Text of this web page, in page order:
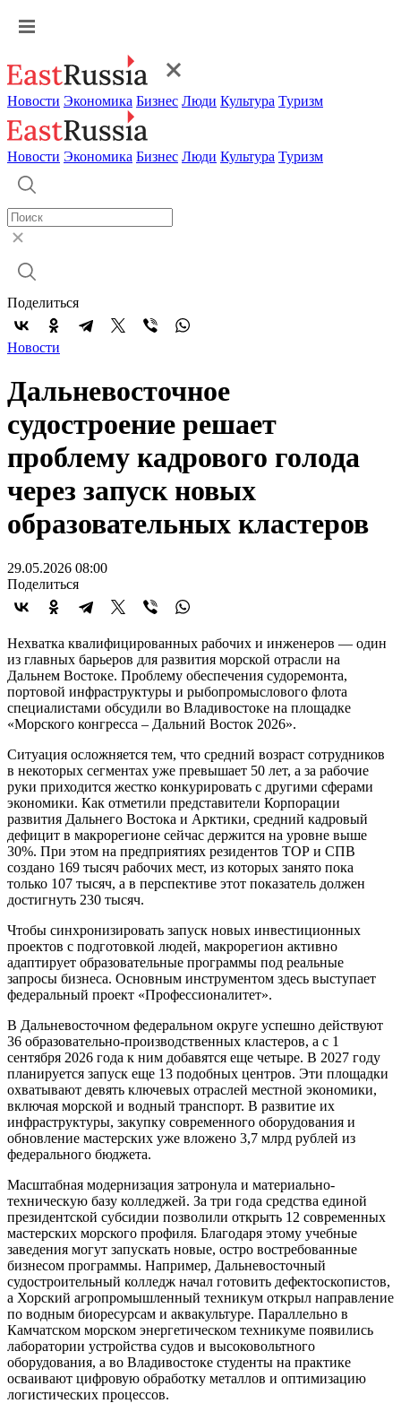
Новости Экономика Бизнес Люди Культура Туризм
Новости Экономика Бизнес Люди Культура Туризм
Поделиться
Новости
Дальневосточное
судостроение решает
проблему кадрового голода
через запуск новых
образовательных кластеров
29.05.2026 08:00
Поделиться
Нехватка квалифицированных рабочих и инженеров — один
из главных барьеров для развития морской отрасли на
Дальнем Востоке. Проблему обеспечения судоремонта,
портовой инфраструктуры и рыбопромыслового флота
специалистами обсудили во Владивостоке на площадке
«Морского конгресса – Дальний Восток 2026».
Ситуация осложняется тем, что средний возраст сотрудников
в некоторых сегментах уже превышает 50 лет, а за рабочие
руки приходится жестко конкурировать с другими сферами
экономики. Как отметили представители Корпорации
развития Дальнего Востока и Арктики, средний кадровый
дефицит в макрорегионе сейчас держится на уровне выше
30%. При этом на предприятиях резидентов ТОР и СПВ
создано 169 тысяч рабочих мест, из которых занято пока
только 107 тысяч, а в перспективе этот показатель должен
достигнуть 230 тысяч.
Чтобы синхронизировать запуск новых инвестиционных
проектов с подготовкой людей, макрорегион активно
адаптирует образовательные программы под реальные
запросы бизнеса. Основным инструментом здесь выступает
федеральный проект «Профессионалитет».
В Дальневосточном федеральном округе успешно действуют
36 образовательно-производственных кластеров, а с 1
сентября 2026 года к ним добавятся еще четыре. В 2027 году
планируется запуск еще 13 подобных центров. Эти площадки
охватывают девять ключевых отраслей местной экономики,
включая морской и водный транспорт. В развитие их
инфраструктуры, закупку современного оборудования и
обновление мастерских уже вложено 3,7 млрд рублей из
федерального бюджета.
Масштабная модернизация затронула и материально-
техническую базу колледжей. За три года средства единой
президентской субсидии позволили открыть 12 современных
мастерских морского профиля. Благодаря этому учебные
заведения могут запускать новые, остро востребованные
бизнесом программы. Например, Дальневосточный
судостроительный колледж начал готовить дефектоскопистов,
а Хорский агропромышленный техникум открыл направление
по водным биоресурсам и аквакультуре. Параллельно в
Камчатском морском энергетическом техникуме появились
лаборатории устройства судов и высоковольтного
оборудования, а во Владивостоке студенты на практике
осваивают цифровую обработку металлов и оптимизацию
логистических процессов.